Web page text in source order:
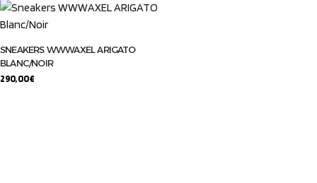
SNEAKERS WWWAXEL ARIGATO
BLANC/NOIR
290,00€